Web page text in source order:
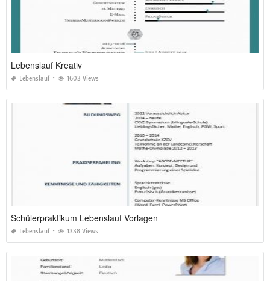
Lebenslauf Kreativ
Lebenslauf 1603 Views
Schülerpraktikum Lebenslauf Vorlagen
Lebenslauf 1338 Views